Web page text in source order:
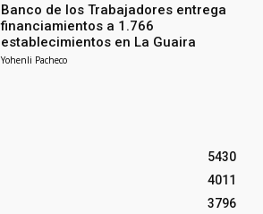
Banco de los Trabajadores entrega
financiamientos a 1.766
establecimientos en La Guaira
Yohenli Pacheco
5430
4011
3796